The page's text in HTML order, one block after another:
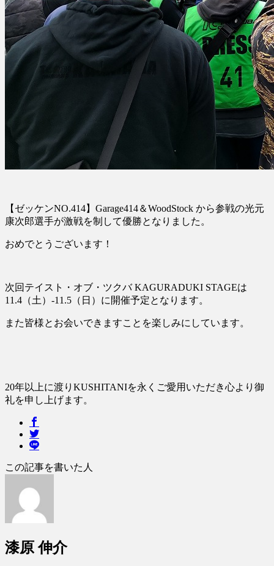
【ゼッケンNO.414】Garage414＆WoodStock から参戦の光元
康次郎選手が激戦を制して優勝となりました。
おめでとうございます！
次回テイスト・オブ・ツクバ KAGURADUKI STAGEは
11.4（土）-11.5（日）に開催予定となります。
また皆様とお会いできますことを楽しみにしています。
20年以上に渡りKUSHITANIを永くご愛用いただき心より御
礼を申し上げます。
この記事を書いた人
漆原 伸介